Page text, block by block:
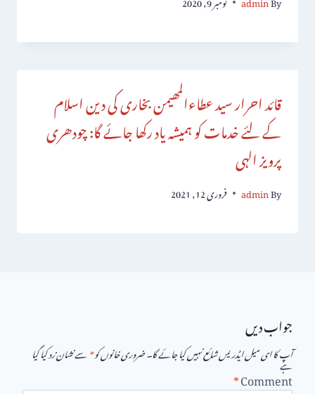
قائد احرار سید عطاءالمھیمن بخاری کی دین اسلام
کے لئے خدمات کو ہمیشہ یاد رکھا جائے گا: چودھری
پرویز الہی
By
admin فروری 12, 2021
جواب دیں
آپ کا ای میل ایڈریس شائع نہیں کیا جائے گا۔ضروری خانوں کو*سے نشان زد کیا گیا ہے
Comment
*